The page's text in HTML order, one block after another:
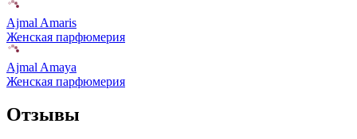
Ajmal Amaris
Женская парфюмерия
Ajmal Amaya
Женская парфюмерия
Отзывы